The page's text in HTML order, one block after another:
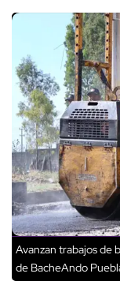
Avanzan trabajos de
de BacheAndo